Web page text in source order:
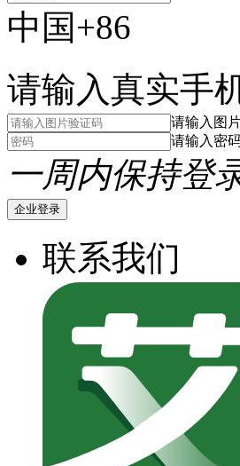
中国+86
请输入真实手
请输入图
请输入密
一周内保持登
企业登录
联系我们